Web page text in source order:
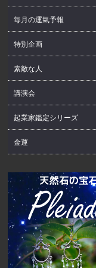
毎月の運氣予報
特別企画
素敵な人
講演会
起業家鑑定シリーズ
金運